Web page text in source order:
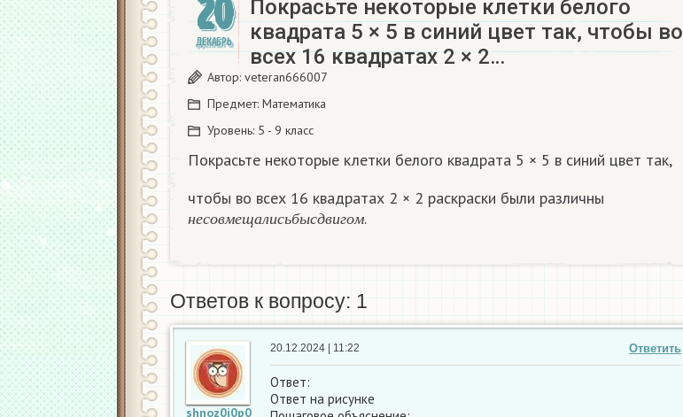
20
ДЕКАБРЬ
Покрасьте некоторые клетки белого
квадрата 5 × 5 в синий цвет так, чтобы во
всех 16 квадратах 2 × 2…
Автор: veteran666007
Предмет: Математика
Уровень: 5 - 9 класс
Покрасьте некоторые клетки белого квадрата 5 × 5 в синий цвет так,
чтобы во всех 16 квадратах 2 × 2 раскраски были различны
н е с о вме щ ал и с ь б ыс д в и г ом
н есовмещалис ьб ысдвиг ом
.
Ответов к вопросу: 1
shnoz0i0p0
Ответить
20.12.2024 | 11:22
Ответ:
Ответ на рисунке